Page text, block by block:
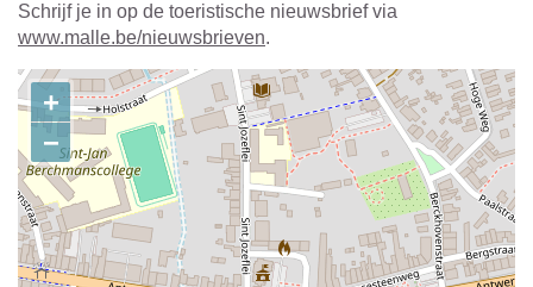
Schrijf je in op de toeristische nieuwsbrief via
www.malle.be/nieuwsbrieven.
Contact
+
−